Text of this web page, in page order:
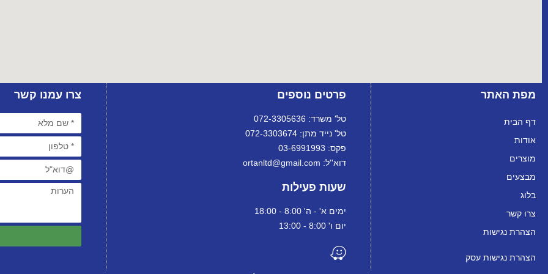
מפת האתר
דף הבית
אודות
מוצרים
מבצעים
בלוג
צרו קשר
הצהרת נגישות
הצהרת נגישות עסק
פרטים נוספים
טל' משרד: 072-3305636
טל' נייד מתן: 072-3303674
פקס: 03-6991993
דוא''ל: ortanltd@gmail.com
שעות פעילות
ימים א' - ה' 8:00 - 18:00
יום ו' 8:00 - 13:00
צרו עמנו קשר